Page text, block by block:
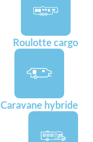
Roulotte cargo
Caravane hybride